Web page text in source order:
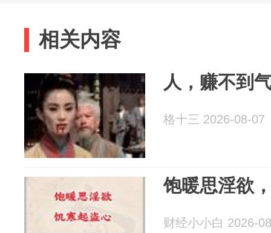
相关内容
人，赚不到
格十三 2026-08-07
饱暖思淫欲
财经小小白 2026-